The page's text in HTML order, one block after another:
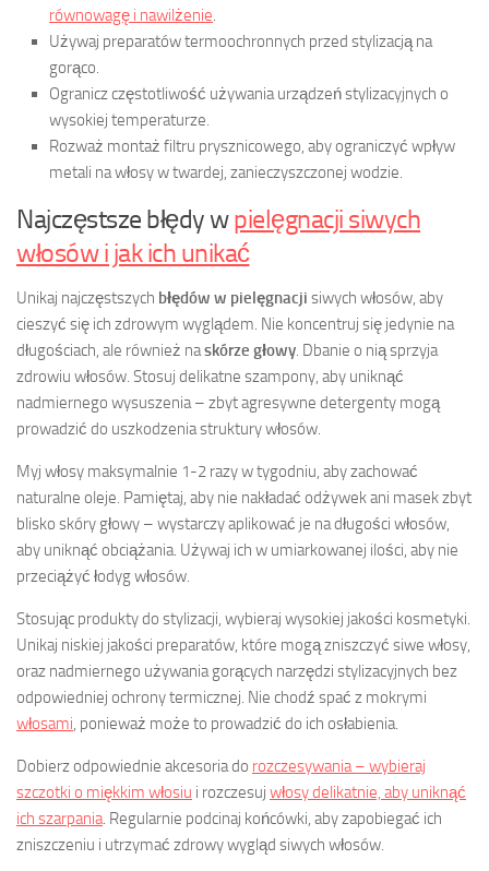
równowagę i nawilżenie.
Używaj preparatów termoochronnych przed stylizacją na
gorąco.
Ogranicz częstotliwość używania urządzeń stylizacyjnych o
wysokiej temperaturze.
Rozważ montaż filtru prysznicowego, aby ograniczyć wpływ
metali na włosy w twardej, zanieczyszczonej wodzie.
Najczęstsze błędy wpielęgnacji siwych
włosów i jak ich unikać
Unikaj najczęstszych błędów w pielęgnacji siwych włosów, aby
cieszyć się ich zdrowym wyglądem. Nie koncentruj się jedynie na
długościach, ale również naskórze głowy. Dbanie o nią sprzyja
zdrowiu włosów. Stosuj delikatne szampony, aby uniknąć
nadmiernego wysuszenia – zbyt agresywne detergenty mogą
prowadzić do uszkodzenia struktury włosów.
Myj włosy maksymalnie 1-2 razy w tygodniu, aby zachować
naturalne oleje. Pamiętaj, aby nie nakładać odżywek ani masek zbyt
blisko skóry głowy – wystarczy aplikować je na długości włosów,
aby uniknąć obciążania. Używaj ich w umiarkowanej ilości, aby nie
przeciążyć łodyg włosów.
Stosując produkty do stylizacji, wybieraj wysokiej jakości kosmetyki.
Unikaj niskiej jakości preparatów, które mogą zniszczyć siwe włosy,
oraz nadmiernego używania gorących narzędzi stylizacyjnych bez
odpowiedniej ochrony termicznej. Nie chodź spać z mokrymi
włosami, ponieważ może to prowadzić do ich osłabienia.
Dobierz odpowiednie akcesoria do rozczesywania – wybieraj
szczotki o miękkim włosiu i rozczesuj włosy delikatnie, aby uniknąć
ich szarpania. Regularnie podcinaj końcówki, aby zapobiegać ich
zniszczeniu i utrzymać zdrowy wygląd siwych włosów.